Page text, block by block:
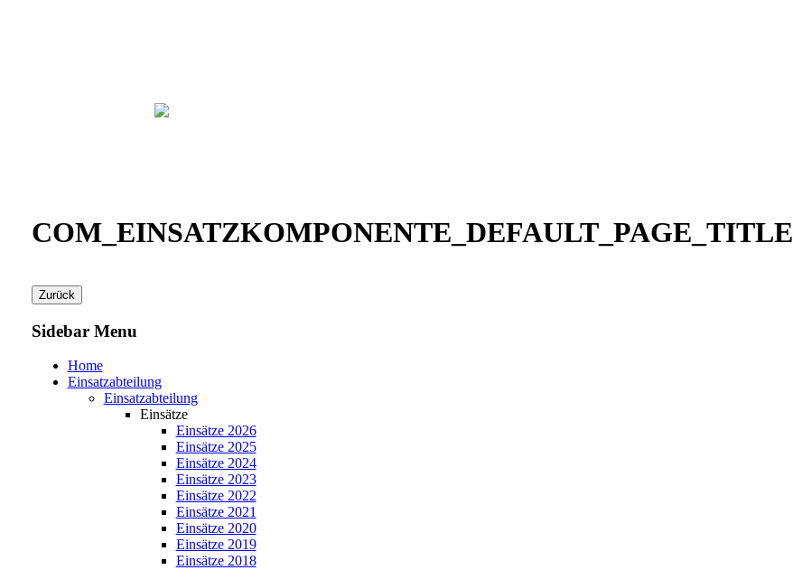
COM_EINSATZKOMPONENTE_DEFAULT_PAGE_TITLE
Sidebar Menu
Home
Einsatzabteilung
Einsatzabteilung
Einsätze
Einsätze 2026
Einsätze 2025
Einsätze 2024
Einsätze 2023
Einsätze 2022
Einsätze 2021
Einsätze 2020
Einsätze 2019
Einsätze 2018